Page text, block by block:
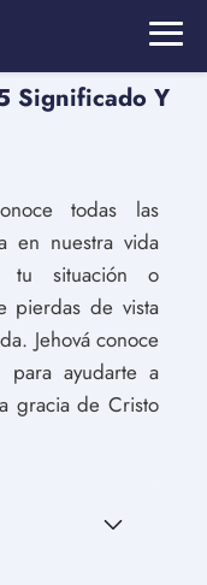
Significado Y
todas las
en nuestra vida
tu situación o
pierdas de vista
Jehová conoce
ayudarte a
gracia de Cristo